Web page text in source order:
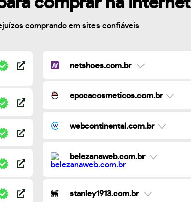
comprando em sites confiáveis
netshoes.com.br
epocacosmeticos.com.br
webcontinental.com.br
belezanaweb.com.br
stanley1913.com.br